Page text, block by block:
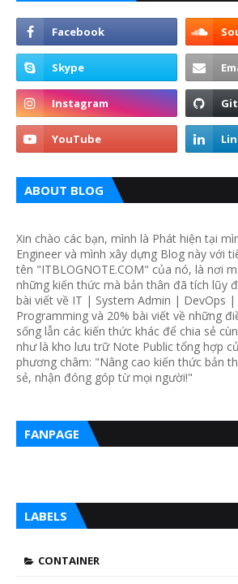
ABOUT BLOG
Xin chào các bạn, mình là Phát hiện tại
Engineer và mình xây dựng Blog này với
tên "ITBLOGNOTE.COM" của nó, là nơi
những kiến thức mà bản thân đã tích lũy
bài viết về IT | System Admin | DevOps
Programming và 20% bài viết về những
sống lẫn các kiến thức khác để chia sẻ
như là kho lưu trữ Note Public tổng hợp
phương châm: "Nâng cao kiến thức bản
sẻ, nhận đóng góp từ mọi người!"
FANPAGE
LABELS
CONTAINER